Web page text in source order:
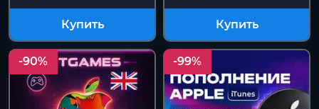
Купить Купить
-90% -99%